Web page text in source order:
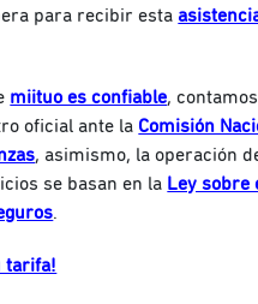
para recibir esta
miituo es confiable,
oficial ante la Comisión
, asimismo, la operación
se basan en la Ley sobre
.
tarifa!